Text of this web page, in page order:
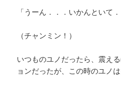
「うーん．．．いかんといて．
（チャンミン！）
いつものユノだったら、震え
ョンだったが、この時のユノ